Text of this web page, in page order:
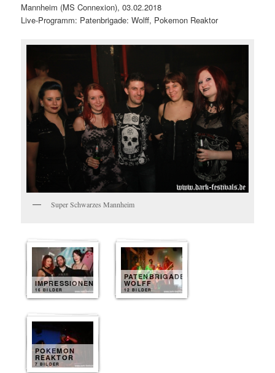
Mannheim (MS Connexion), 03.02.2018
Live-Programm: Patenbrigade: Wolff, Pokemon Reaktor
Super Schwarzes Mannheim
IMPRESSIONEN
16 BILDER
PATENBRIGADE
WOLFF
12 BILDER
POKEMON
REAKTOR
7 BILDER